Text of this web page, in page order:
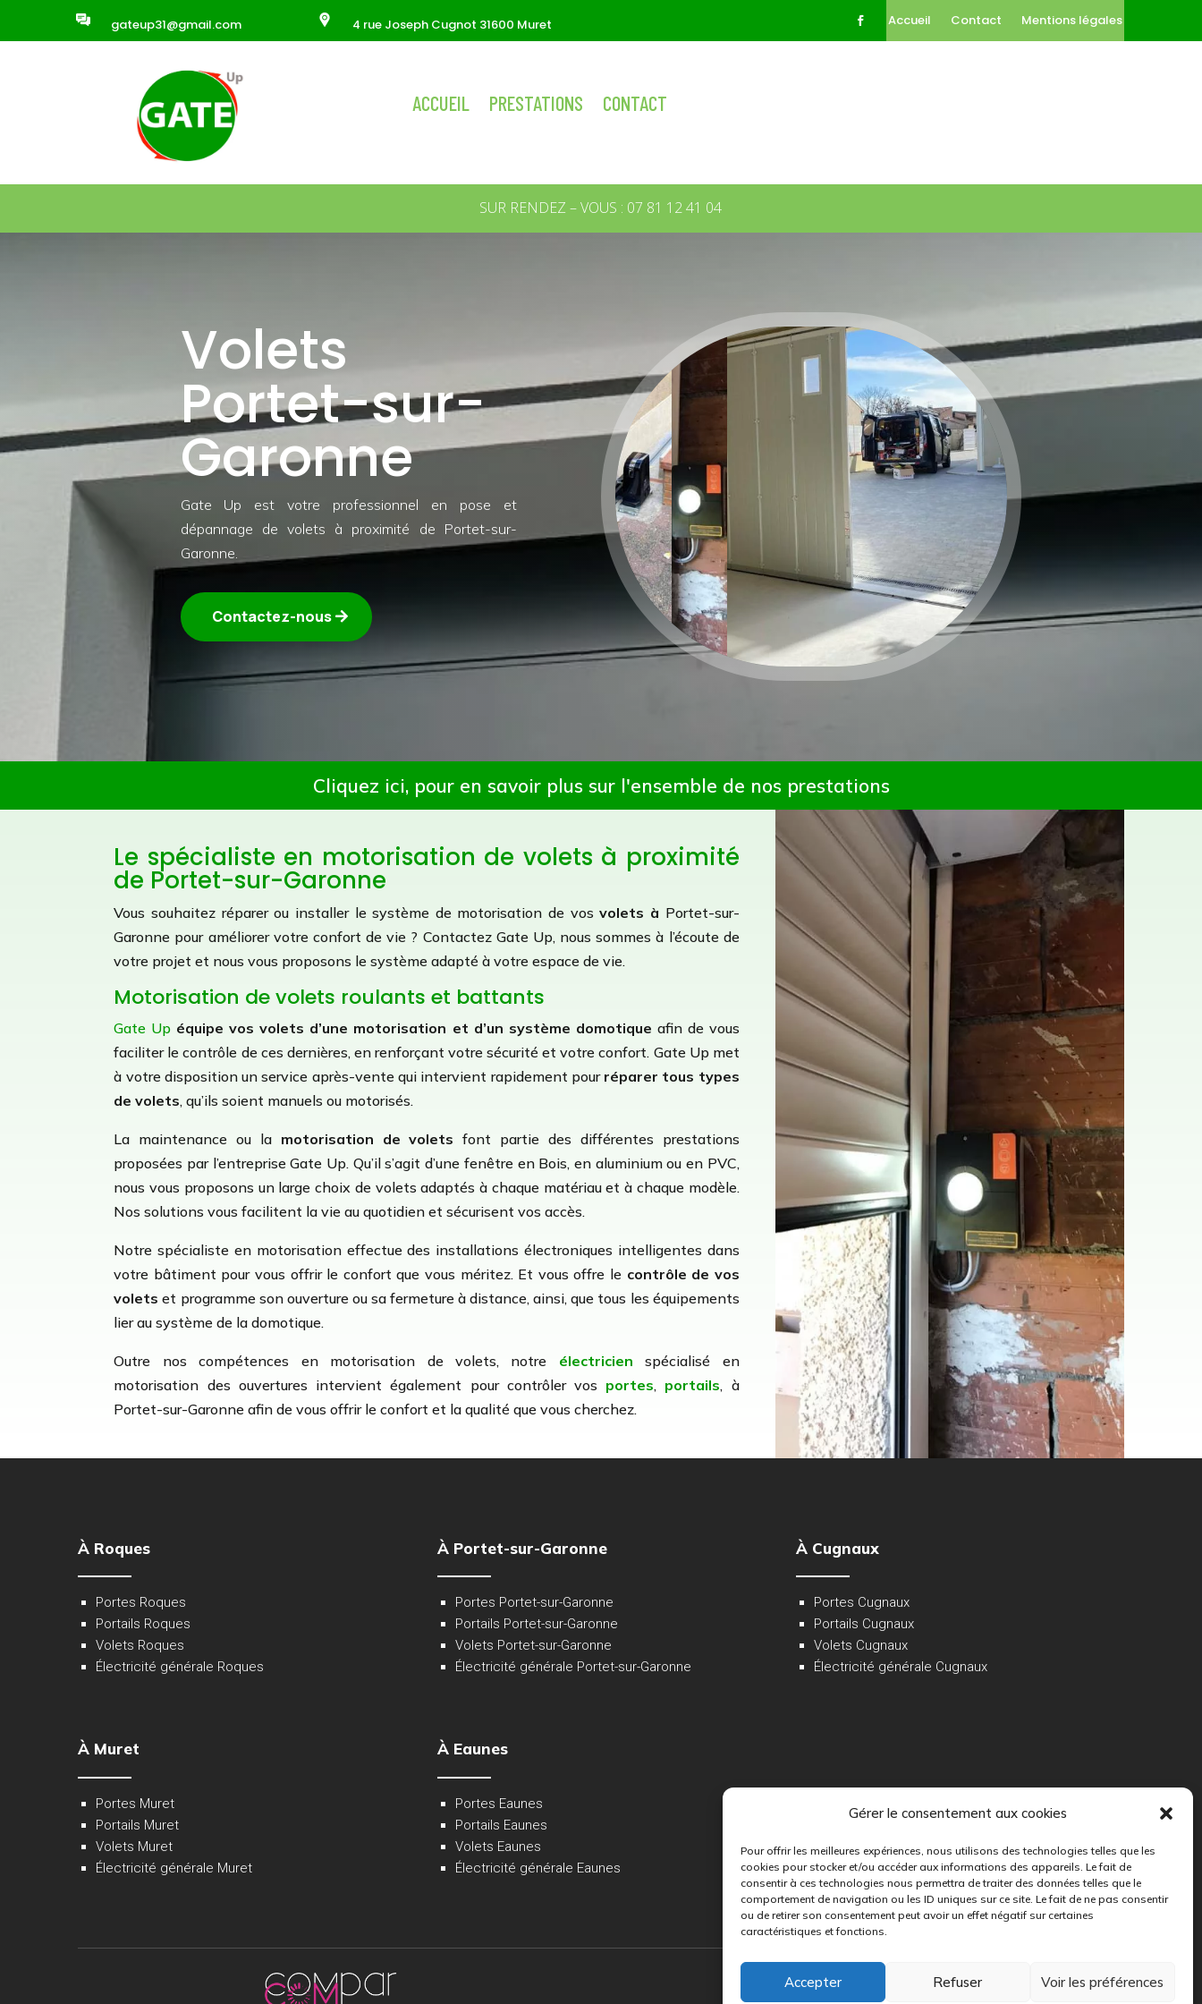
Gérer le consentement aux cookies
Pour offrir les meilleures expériences, nous utilisons des technologies telles que les
cookies pour stocker et/ou accéder aux informations des appareils. Le fait de
consentir à ces technologies nous permettra de traiter des données telles que le
comportement de navigation ou les ID uniques sur ce site. Le fait de ne pas consentir
ou de retirer son consentement peut avoir un effet négatif sur certaines
caractéristiques et fonctions.
Accepter Refuser Voir les préférences
gateup31@gmail.com 4 rue Joseph Cugnot 31600 Muret Accueil Contact Mentions légales
ACCUEIL PRESTATIONS CONTACT
SUR RENDEZ – VOUS : 07 81 12 41 04
Volets
Portet-sur-
Garonne
Gate Up est votre professionnel en pose et
dépannage de volets à proximité de Portet-sur-
Garonne.
Contactez-nous
Cliquez ici, pour en savoir plus sur l'ensemble de nos prestations
Le spécialiste en motorisation de volets à proximité
de Portet-sur-Garonne
Vous souhaitez réparer ou installer le système de motorisation de vosvolets à Portet-sur-
Garonne pour améliorer votre confort de vie ? Contactez Gate Up, nous sommes à l’écoute de
votre projet et nous vous proposons le système adapté à votre espace de vie.
Motorisation de volets roulants et battants
Gate Up équipe vos volets d’une motorisation et d’un système domotique afin de vous
faciliter le contrôle de ces dernières, en renforçant votre sécurité et votre confort. Gate Up met
à votre disposition un service après-vente qui intervient rapidement pour réparer tous types
de volets, qu’ils soient manuels ou motorisés.
La maintenance ou la motorisation de volets font partie des différentes prestations
proposées par l’entreprise Gate Up. Qu’il s’agit d’une fenêtre en Bois, en aluminium ou en PVC,
nous vous proposons un large choix de volets adaptés à chaque matériau et à chaque modèle.
Nos solutions vous facilitent la vie au quotidien et sécurisent vos accès.
Notre spécialiste en motorisation effectue des installations électroniques intelligentes dans
votre bâtiment pour vous offrir le confort que vous méritez. Et vous offre le contrôle de vos
volets et programme son ouverture ou sa fermeture à distance, ainsi, que tous les équipements
lier au système de la domotique.
Outre nos compétences en motorisation de volets, notre électricien
spécialisé en
motorisation des ouvertures intervient également pour contrôler vos portes, portails, à
Portet-sur-Garonne afin de vous offrir le confort et la qualité que vous cherchez.
À Roques
Portes Roques
Portails Roques
Volets Roques
Électricité générale Roques
À Portet-sur-Garonne
Portes Portet-sur-Garonne
Portails Portet-sur-Garonne
Volets Portet-sur-Garonne
Électricité générale Portet-sur-Garonne
À Cugnaux
Portes Cugnaux
Portails Cugnaux
Volets Cugnaux
Électricité générale Cugnaux
À Muret
Portes Muret
Portails Muret
Volets Muret
Électricité générale Muret
À Eaunes
Portes Eaunes
Portails Eaunes
Volets Eaunes
Électricité générale Eaunes